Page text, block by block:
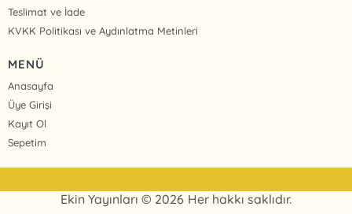
Teslimat ve İade
KVKK Politikası ve Aydınlatma Metinleri
MENÜ
Anasayfa
Üye Girişi
Kayıt Ol
Sepetim
Ekin Yayınları © 2026 Her hakkı saklıdır.